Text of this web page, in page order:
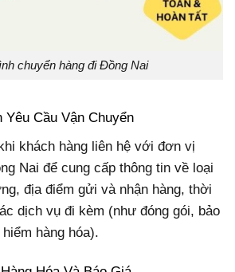
chuyển hàng đi Đồng Nai
Cầu Vận Chuyển
khách hàng liên hệ với đơn vị
Nai để cung cấp thông tin về loại
địa điểm gửi và nhận hàng, thời
dịch vụ đi kèm (như đóng gói, bảo
hàng hóa).